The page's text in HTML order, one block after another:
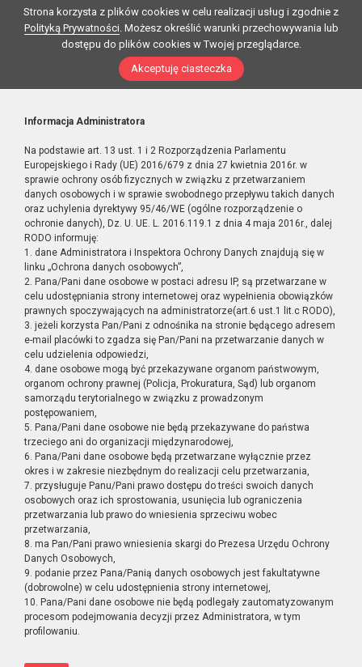
Strona korzysta z plików cookies w celu realizacji usług i zgodnie z
Polityką Prywatności. Możesz określić warunki przechowywania lub
dostępu do plików cookies w Twojej przeglądarce.
Akceptuję ciasteczka
Informacja Administratora
Na podstawie art. 13 ust. 1 i 2 Rozporządzenia Parlamentu
Europejskiego i Rady (UE) 2016/679 z dnia 27 kwietnia 2016r. w
sprawie ochrony osób fizycznych w związku z przetwarzaniem
danych osobowych i w sprawie swobodnego przepływu takich danych
oraz uchylenia dyrektywy 95/46/WE (ogólne rozporządzenie o
ochronie danych), Dz. U. UE. L. 2016.119.1 z dnia 4 maja 2016r., dalej
RODO informuję:
1. dane Administratora i Inspektora Ochrony Danych znajdują się w
linku „Ochrona danych osobowych”,
2. Pana/Pani dane osobowe w postaci adresu IP, są przetwarzane w
celu udostępniania strony internetowej oraz wypełnienia obowiązków
prawnych spoczywających na administratorze(art.6 ust.1 lit.c RODO),
3. jeżeli korzysta Pan/Pani z odnośnika na stronie będącego adresem
e-mail placówki to zgadza się Pan/Pani na przetwarzanie danych w
celu udzielenia odpowiedzi,
4. dane osobowe mogą być przekazywane organom państwowym,
organom ochrony prawnej (Policja, Prokuratura, Sąd) lub organom
samorządu terytorialnego w związku z prowadzonym
postępowaniem,
5. Pana/Pani dane osobowe nie będą przekazywane do państwa
trzeciego ani do organizacji międzynarodowej,
6. Pana/Pani dane osobowe będą przetwarzane wyłącznie przez
okres i w zakresie niezbędnym do realizacji celu przetwarzania,
7. przysługuje Panu/Pani prawo dostępu do treści swoich danych
osobowych oraz ich sprostowania, usunięcia lub ograniczenia
przetwarzania lub prawo do wniesienia sprzeciwu wobec
przetwarzania,
8. ma Pan/Pani prawo wniesienia skargi do Prezesa Urzędu Ochrony
Danych Osobowych,
9. podanie przez Pana/Panią danych osobowych jest fakultatywne
(dobrowolne) w celu udostępnienia strony internetowej,
10. Pana/Pani dane osobowe nie będą podlegały zautomatyzowanym
procesom podejmowania decyzji przez Administratora, w tym
profilowaniu.